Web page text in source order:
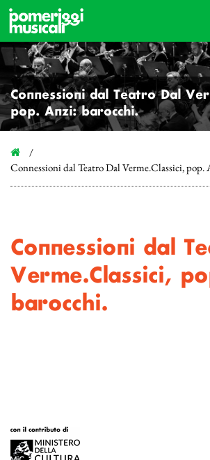
Connessioni dal Teatro Dal
pop. Anzi: barocchi.
Connessioni dal Teatro Dal Verme.Classici, pop.
Connessioni dal
Verme.Classici,
barocchi.